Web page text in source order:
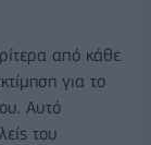
από κάθε
για το
Αυτό
του